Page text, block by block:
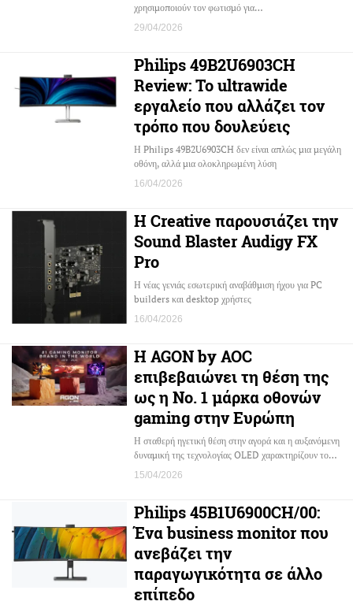
χρησιμοποιούν τον φωτισμό για…
29/04/2026
Philips 49B2U6903CH
Review: Το ultrawide
εργαλείο που αλλάζει τον
τρόπο που δουλεύεις
Η Philips 49B2U6903CH δεν είναι απλώς μια μεγάλη
οθόνη, αλλά μια ολοκληρωμένη λύση
16/04/2026
Η Creative παρουσιάζει την
Sound Blaster Audigy FX
Pro
Η νέας γενιάς εσωτερική αναβάθμιση ήχου για PC
builders και desktop χρήστες
16/04/2026
Η AGON by AOC
επιβεβαιώνει τη θέση της
ως η Νο. 1 μάρκα οθονών
gaming στην Ευρώπη
Η σταθερή ηγετική θέση στην αγορά και η αυξανόμενη
δυναμική της τεχνολογίας OLED χαρακτηρίζουν το…
15/04/2026
Philips 45B1U6900CH/00:
Ένα business monitor που
ανεβάζει την
παραγωγικότητα σε άλλο
επίπεδο